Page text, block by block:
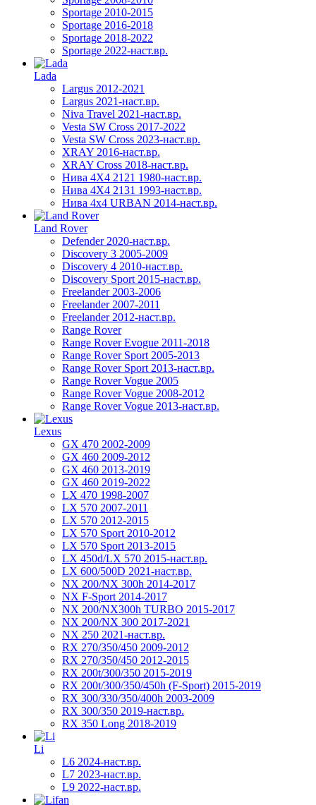
Sportage 2010-2015
Sportage 2016-2018
Sportage 2018-2022
Sportage 2022-наст.вр.
Lada
Largus 2012-2021
Largus 2021-наст.вр.
Niva Travel 2021-наст.вр.
Vesta SW Cross 2017-2022
Vesta SW Cross 2023-наст.вр.
XRAY 2016-наст.вр.
XRAY Cross 2018-наст.вр.
Нива 4X4 2121 1980-наст.вр.
Нива 4X4 2131 1993-наст.вр.
Нива 4х4 URBAN 2014-наст.вр.
Land Rover
Defender 2020-наст.вр.
Discovery 3 2005-2009
Discovery 4 2010-наст.вр.
Discovery Sport 2015-наст.вр.
Freelander 2003-2006
Freelander 2007-2011
Freelander 2012-наст.вр.
Range Rover
Range Rover Evogue 2011-2018
Range Rover Sport 2005-2013
Range Rover Sport 2013-наст.вр.
Range Rover Vogue 2005
Range Rover Vogue 2008-2012
Range Rover Vogue 2013-наст.вр.
Lexus
GX 470 2002-2009
GX 460 2009-2012
GX 460 2013-2019
GX 460 2019-2022
LX 470 1998-2007
LX 570 2007-2011
LX 570 2012-2015
LX 570 Sport 2010-2012
LX 570 Sport 2013-2015
LX 450d/LX 570 2015-наст.вр.
LX 600/500D 2021-наст.вр.
NX 200/NX 300h 2014-2017
NX F-Sport 2014-2017
NX 200/NX300h TURBO 2015-2017
NX 200/NX 300 2017-2021
NX 250 2021-наст.вр.
RX 270/350/450 2009-2012
RX 270/350/450 2012-2015
RX 200t/300/350 2015-2019
RX 200t/300/350/450h (F-Sport) 2015-2019
RX 300/330/350/400h 2003-2009
RX 300/350 2019-наст.вр.
RX 350 Long 2018-2019
Li
L6 2024-наст.вр.
L7 2023-наст.вр.
L9 2022-наст.вр.